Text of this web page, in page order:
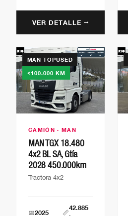
VER DETALLE →
MAN TOPUSED
<100.000 KM
CAMIÓN · MAN
MAN TGX 18.480
4x2 BL SA, Gtía
2028 450.000km
Tractora 4x2
📅2025 📏
42.885